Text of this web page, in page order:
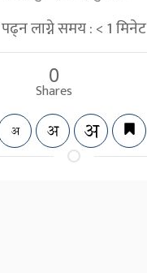
पढ्न लाग्ने समय :< 1मिनेट
0
Shares